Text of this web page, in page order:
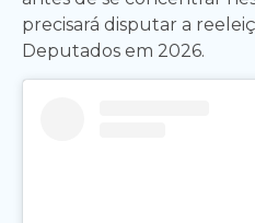
precisará disputar a
Deputados em 2026.